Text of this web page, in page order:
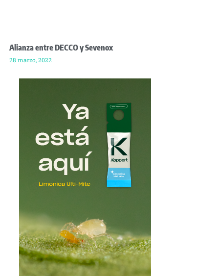
Alianza entre DECCO y Sevenox
28 marzo, 2022